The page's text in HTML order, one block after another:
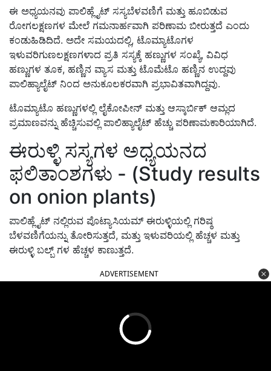
ಈ ಅಧ್ಯಯನವು ಪಾಲಿಹ್ಲೈಟ್ ಸಸ್ಯಬೆಳವಣಿಗೆ ಮತ್ತು ಹೂಬಿಡುವ
ರೋಗಲಕ್ಷಣಗಳ ಮೇಲೆ ಗಮನಾರ್ಹವಾಗಿ ಪರಿಣಾಮ ಬೀರುತ್ತದೆ ಎಂದು
ಕಂಡುಹಿಡಿದಿದೆ. ಅದೇ ಸಮಯದಲ್ಲಿ, ಟೊಮ್ಯಾಟೊಗಳ
ಇಳುವರಿಗುಣಲಕ್ಷಣಗಳಾದ ಪ್ರತಿ ಸಸ್ಯಕ್ಕೆ ಹಣ್ಣುಗಳ ಸಂಖ್ಯೆ, ವಿವಿಧ
ಹಣ್ಣುಗಳ ತೂಕ, ಹಣ್ಣಿನ ವ್ಯಾಸ ಮತ್ತು ಟೊಮೆಟೊ ಹಣ್ಣಿನ ಉದ್ದವು
ಪಾಲಿಹ್ಯಾಲೈಟ್ ನಿಂದ ಅನುಕೂಲಕರವಾಗಿ ಪ್ರಭಾವಿತವಾಗಿದ್ದವು.
ಟೊಮ್ಯಾಟೊ ಹಣ್ಣುಗಳಲ್ಲಿ ಲೈಕೋಪೀನ್ ಮತ್ತು ಆಸ್ಕಾರ್ಬಿಕ್ ಆಮ್ಲದ
ಪ್ರಮಾಣವನ್ನು ಹೆಚ್ಚಿಸುವಲ್ಲಿ ಪಾಲಿಹ್ಯಾಲೈಟ್ ಹೆಚ್ಚು ಪರಿಣಾಮಕಾರಿಯಾಗಿದೆ.
ಈರುಳ್ಳಿ ಸಸ್ಯಗಳ ಅಧ್ಯಯನದ
ಫಲಿತಾಂಶಗಳು - (Study results
on onion plants)
ಪಾಲಿಹ್ಲೈಟ್ ನಲ್ಲಿರುವ ಪೊಟ್ಯಾಸಿಯಮ್ ಈರುಳ್ಳಿಯಲ್ಲಿ ಗರಿಷ್ಠ
ಬೆಳವಣಿಗೆಯನ್ನು ತೋರಿಸುತ್ತದೆ, ಮತ್ತು ಇಳುವರಿಯಲ್ಲಿ ಹೆಚ್ಚಳ ಮತ್ತು
ಈರುಳ್ಳಿ ಬಲ್ಬ್ ಗಳ ಹೆಚ್ಚಳ ಕಾಣುತ್ತದೆ.
ADVERTISEMENT